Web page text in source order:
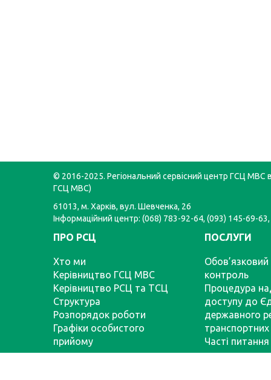
© 2016-2025. Регіональний сервісний центр ГСЦ МВС в
ГСЦ МВС)
61013, м. Харків, вул. Шевченка, 26
Інформаційний центр: (068) 783-92-64, (093) 145-69-
ПРО РСЦ
Хто ми
Керівництво ГСЦ МВС
Керівництво РСЦ та ТСЦ
Структура
Розпорядок роботи
Графіки особистого
прийому
ПОСЛУГИ
Обов’язковий
контроль
Процедура
доступу до
державного
транспортних
Часті питання